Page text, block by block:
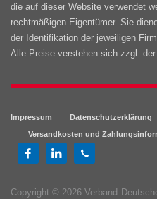
die auf dieser Website verwendet
rechtmäßigen Eigentümer. Sie
der Identifikation der jeweiligen
Alle Preise verstehen sich zzgl.
Impressum
Datenschutzerklärung
Versandkosten und
Copyright © 2026 Verband